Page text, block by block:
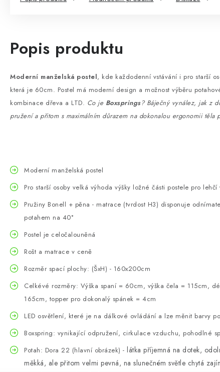
Popis produktu
Moderní manželská postel, kde každodenní vstávání i pro starší
která je 60cm. Postel má moderní design a možnost výběru
kombinace dřeva a LTD. Co je Boxsprings? Báječný vynález, jak z
pružení a přitom s maximálním důrazem na dokonalou ergonomii těla
Moderní manželská postel
Pro starší osoby velká výhoda výšky ložné části postele pro
Pružiny Bonell + pěna - matrace (tvrdost H3) disponuje
potahem na 40°
Postel je celočalouněná
Rošt a matrace v ceně
Rozměr spací plochy: (ŠxH) - 160x200cm
Celkévé rozměry: Výška spaní = 60cm, výška čela = 115cm,
165cm, topper pro dokonalý spánek = 4cm
LED osvětlení, které je na dálkové ovládání a lze měnit barvy
Boxspring: vynikající odpružení, cirkulace vzduchu, pohodlné
Potah: Dora 22 (hlavní obrázek) - látka příjemná na dotek,
měkká, ale přitom velmi pevná, na slunečném světle chytá